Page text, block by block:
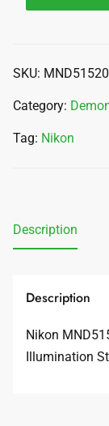
SKU: MND51520
Category:
Tag: Nikon
Description
Description
Nikon
Illumination